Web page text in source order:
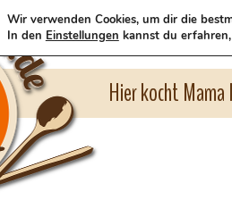
Hier kocht
Wir verwenden Cookies, um dir die
In den Einstellungen kannst du